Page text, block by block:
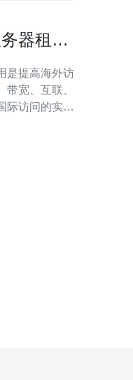
器租用
是提高海外访
宽、互联、
际访问的实用